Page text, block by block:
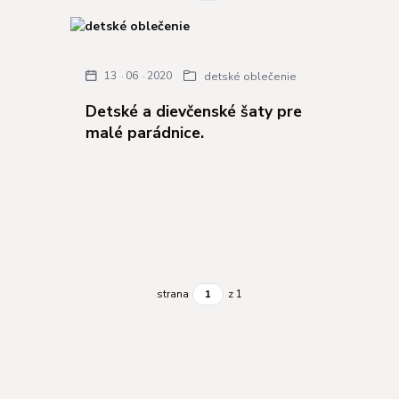
Detské a dievčenské šaty pre
malé parádnice.
13 06 2020 detské oblečenie
strana z 1